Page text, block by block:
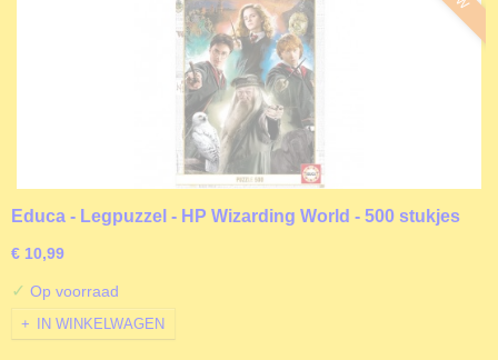
Educa - Legpuzzel - HP Wizarding World - 500 stukjes
€ 10,99
✓ Op voorraad
IN WINKELWAGEN